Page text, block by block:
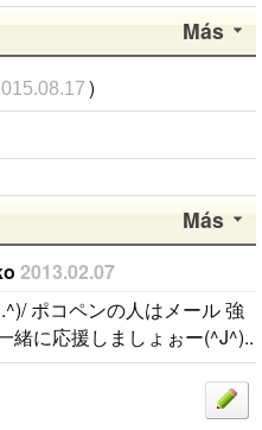
Más
)
Más
2013.02.07
ポコペンの人はメール 強
緒に応援しましょぉー(^J^)..